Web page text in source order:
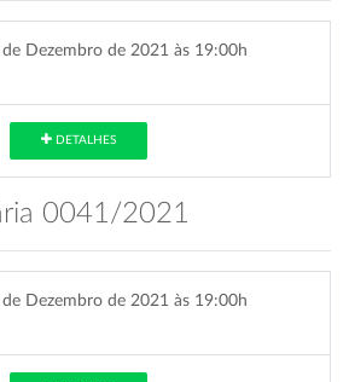
Dezembro de 2021 às 19:00h
DETALHES
0041/2021
Dezembro de 2021 às 19:00h